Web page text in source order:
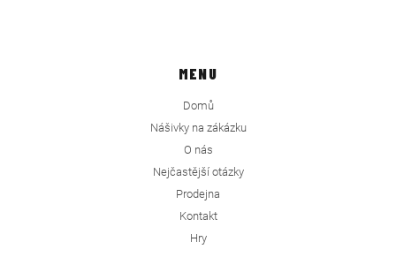
MENU
Domů
Nášivky na zákázku
O nás
Nejčastější otázky
Prodejna
Kontakt
Hry